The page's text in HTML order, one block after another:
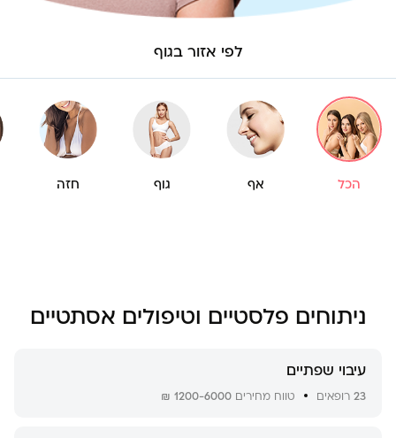
לפי אזור בגוף
הכל אף גוף חזה
ניתוחים פלסטיים וטיפולים אסתטיים
עיבוי שפתיים
23 רופאים טווח מחירים 1200-6000 ₪